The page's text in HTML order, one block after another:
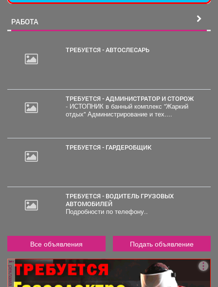
РАБОТА
ТРЕБУЕТСЯ - АВТОСЛЕСАРЬ
ТРЕБУЕТСЯ - АДМИНИСТРАТОР И СТОРОЖ
- ИСТОПНИК в банный комплекс "Жаркий
отдых" Администрирование и тех....
ТРЕБУЕТСЯ - ГАРДЕРОБЩИК
ТРЕБУЕТСЯ - ВОДИТЕЛЬ ГРУЗОВЫХ
АВТОМОБИЛЕЙ
Подробности по телефону..
Все объявления Подать объявление
реклама